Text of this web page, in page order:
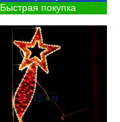
Быстрая покупка